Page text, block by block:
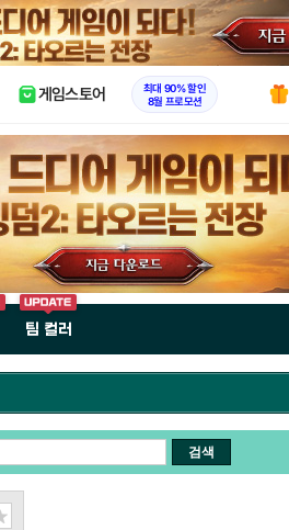
X
게임스토어
최대 90% 할인
8월 프로모션
팀 컬러
검색